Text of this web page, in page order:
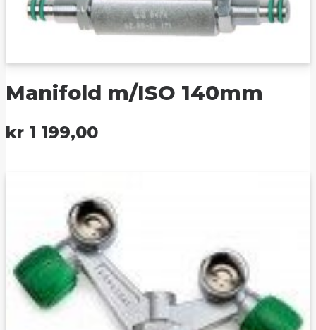
Manifold m/ISO 140mm
kr 1 199,00